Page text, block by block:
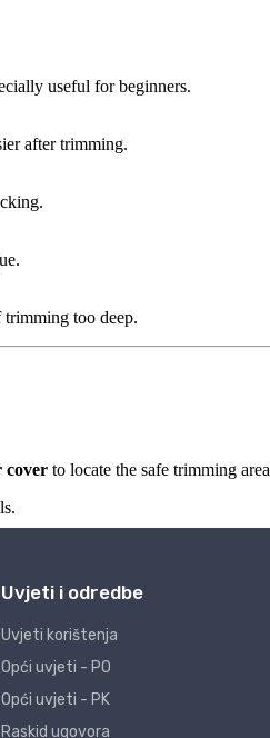
Uvjeti i odredbe
Uvjeti korištenja
Opći uvjeti - PO
Opći uvjeti - PK
Raskid ugovora